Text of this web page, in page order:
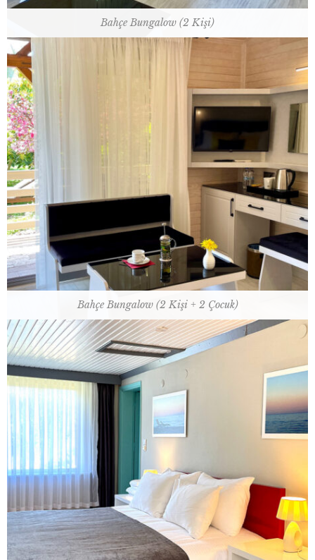
Bahçe Bungalow (2 Kişi)
35 m2 / 1 çift kişilik yatak+1 ranza
Oda Planı
Bahçe Bungalow (2 Kişi + 2 Çocuk)
35 m2 / 1 çift kişilik yatak + 2 tek kişilik yatak
Oda Planı